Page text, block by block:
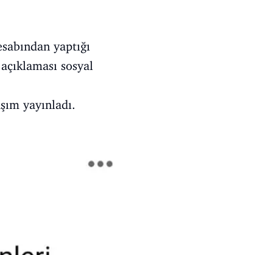
yaptığı
sosyal
yayınladı.